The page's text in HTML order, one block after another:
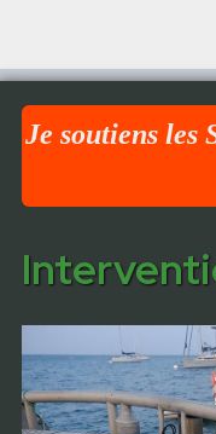
Je soutiens les